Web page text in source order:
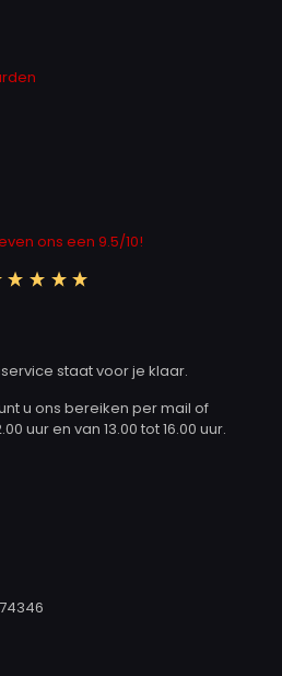
ons een 9.5/10!
staat voor je klaar.
u ons bereiken per mail of
uur en van 13.00 tot 16.00 uur.